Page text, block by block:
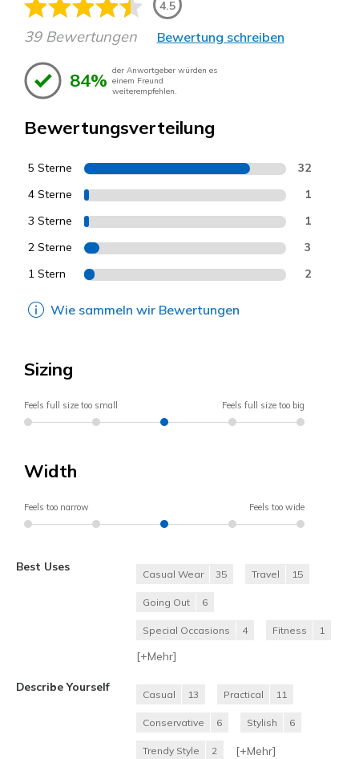
4.5
39 Bewertungen Bewertung schreiben
84% der Anwortgeber würden es
einem Freund
weiterempfehlen.
Bewertungsverteilung
5 Sterne 32
4 Sterne 1
3 Sterne 1
2 Sterne 3
1 Stern 2
Wie sammeln wir Bewertungen
Sizing
Feels full size too small Feels full size too big
Width
Feels too narrow Feels too wide
Best Uses
Casual Wear 35 Travel 15
Going Out 6
Special Occasions 4 Fitness 1
[+Mehr]
Describe Yourself
Casual 13 Practical 11
Conservative 6 Stylish 6
Trendy Style 2 [+Mehr]